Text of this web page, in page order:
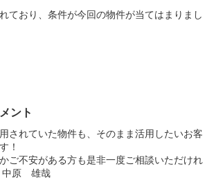
ており、条件が今回の物件が当てはまりまし
ント
されていた物件も、そのまま活用したいお客
！
ご不安がある方も是非一度ご相談いただけれ
中原 雄哉